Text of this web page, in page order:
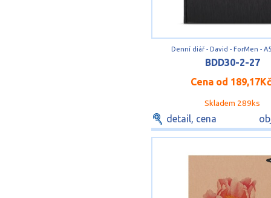
Denní diář - David - ForMen -
BDD30-2-27
Cena od 189,17Kč
Skladem 289ks
detail, cena